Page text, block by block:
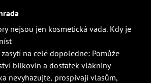
nejsou jen kosmetická vada. Kdy je
na celé dopoledne: Pomůže
bílkovin a dostatek vlákniny
nevyhazujte, prospívají vlasům,